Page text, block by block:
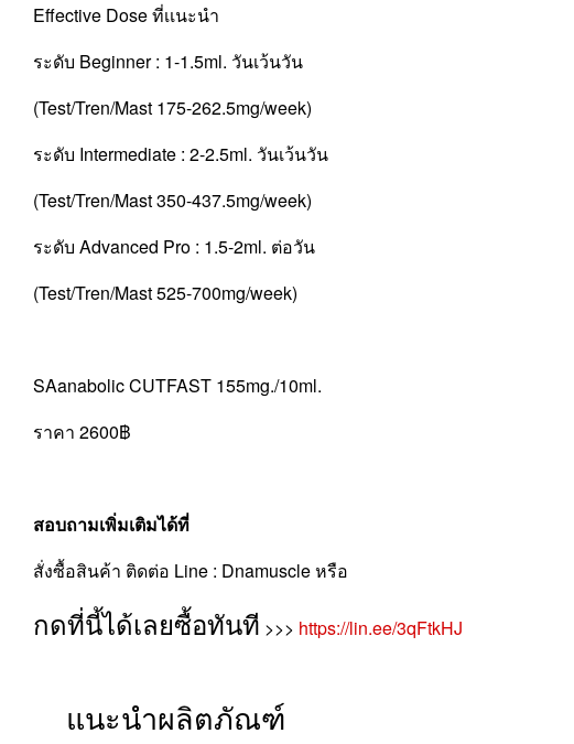
Effective Dose ที่เเนะนำ
ระดับ Beginner : 1-1.5ml. วันเว้นวัน
(Test/Tren/Mast 175-262.5mg/week)
ระดับ Intermediate : 2-2.5ml. วันเว้นวัน
(Test/Tren/Mast 350-437.5mg/week)
ระดับ Advanced Pro : 1.5-2ml. ต่อวัน
(Test/Tren/Mast 525-700mg/week)
SAanabolic CUTFAST 155mg./10ml.
ราคา 2600฿
สอบถามเพิ่มเติมได้ที่
สั่งซื้อสินค้า ติดต่อ Line : Dnamuscle หรือ
กดที่นี้ได้เลยซื้อทันที >>> https://lin.ee/3qFtkHJ
แนะนำผลิตภัณฑ์